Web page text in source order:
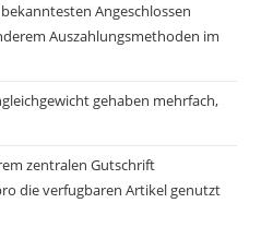
Angeschlossen
Auszahlungsmethoden im
gehaben mehrfach,
zentralen Gutschrift
die verfugbaren Artikel genutzt